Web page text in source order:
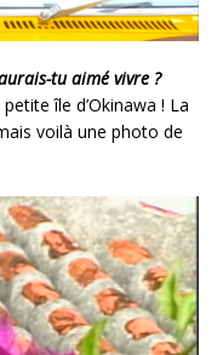
tu aimé vivre ?
île d’Okinawa ! La
voilà une photo de